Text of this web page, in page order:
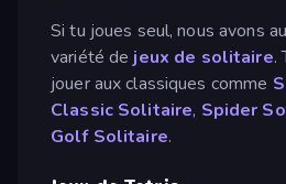
Si tu joues seul, nous avons
variété de jeux de solitaire.
jouer aux classiques comme
Classic Solitaire, Spider
Golf Solitaire.